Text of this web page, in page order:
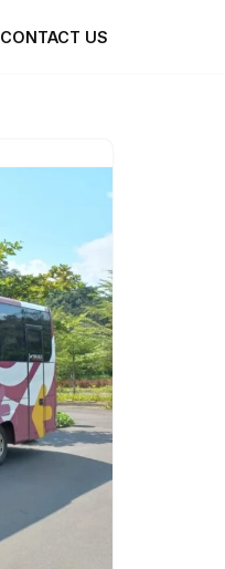
CONTACT US